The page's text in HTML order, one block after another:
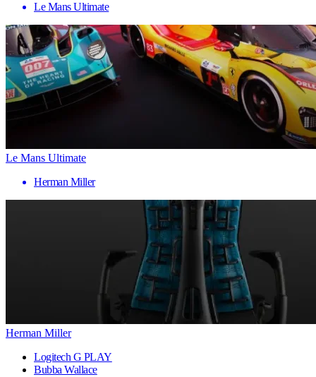
Le Mans Ultimate
Le Mans Ultimate
Herman Miller
Herman Miller
Logitech G PLAY
Bubba Wallace